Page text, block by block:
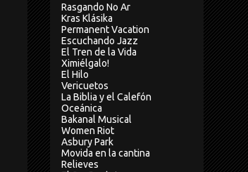
Rasgando No Ar
Kras Klásika
Permanent Vacation
Escuchando Jazz
El Tren de la Vida
Ximiélgalo!
El Hilo
Vericuetos
La Biblia y el Calefón
Oceánica
Bakanal Musical
Women Riot
Asbury Park
Movida en la cantina
Relieves